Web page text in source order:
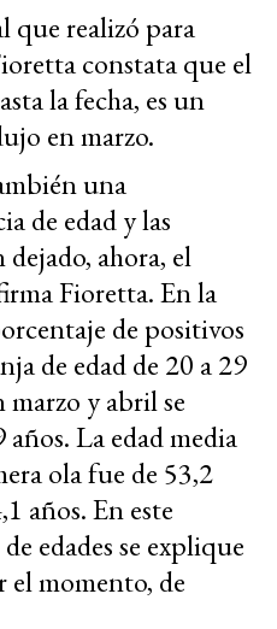
que realizó para
constata que el
la fecha, es un
en marzo.
una
de edad y las
dejado, ahora, el
Fioretta. En la
de positivos
de edad de 20 a 29
marzo y abril se
La edad media
ola fue de 53,2
años. En este
edades se explique
el momento, de